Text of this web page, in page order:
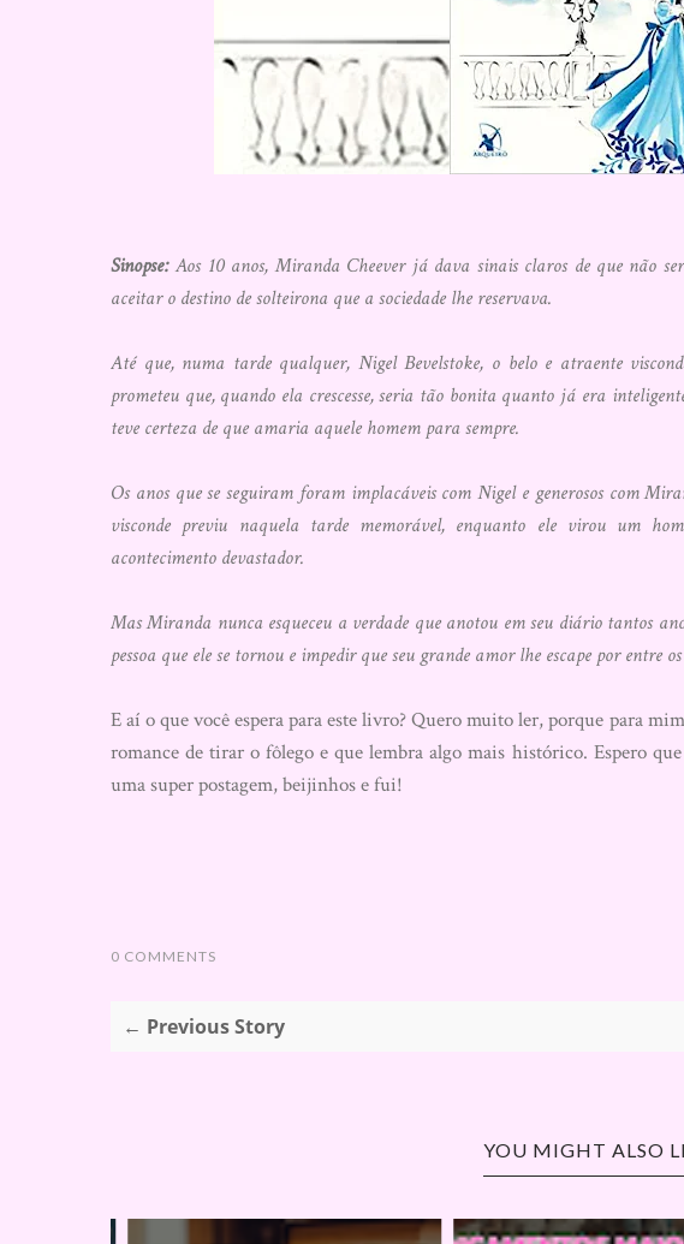
Sinopse:Aos 10 anos, Miranda Cheever já dava sinais claros de que não
aceitar o destino de solteirona que a sociedade lhe reservava.
Até que, numa tarde qualquer, Nigel Bevelstoke, o belo e atraente
prometeu que, quando ela crescesse, seria tão bonita quanto já era
teve certeza de que amaria aquele homem para sempre.
Os anos que se seguiram foram implacáveis com Nigel e generosos com
visconde previu naquela tarde memorável, enquanto ele virou um
acontecimento devastador.
Mas Miranda nunca esqueceu a verdade que anotou em seu diário tantos
pessoa que ele se tornou e impedir que seu grande amor lhe escape por entre os
E aí o que você espera para este livro? Quero muito ler, porque para
romance de tirar o fôlego e que lembra algo mais histórico. Espero
uma super postagem, beijinhos e fui!
0 COMMENTS
← Previous Story
YOU MIGHT ALSO